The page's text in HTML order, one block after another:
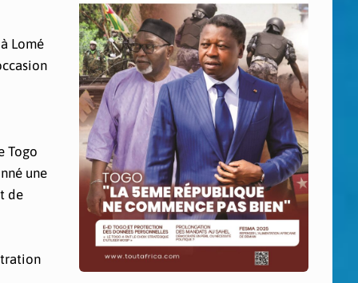
Lomé
Togo
une
de